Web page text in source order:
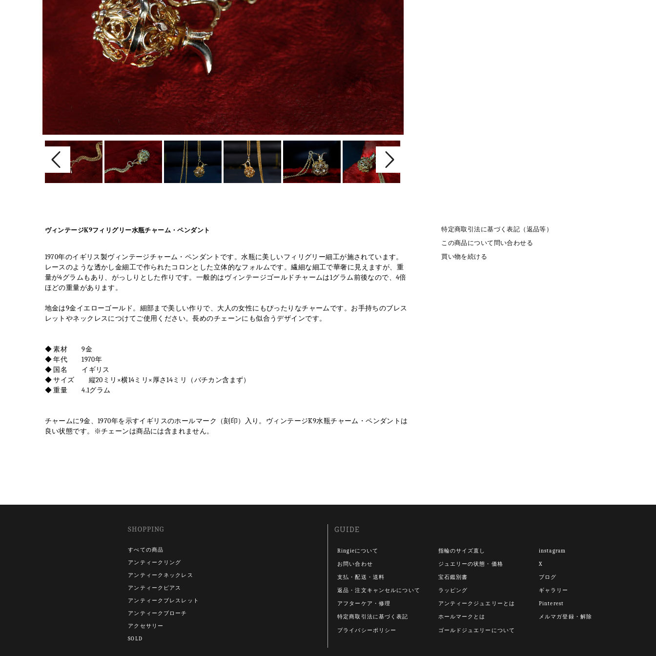
ヴィンテージK9フィリグリー水瓶チャーム・ペンダント
1970年のイギリス製ヴィンテージチャーム・ペンダントです。水瓶に美しいフィリグリー細工が施されています。
レースのような透かし金細工で作られたコロンとした立体的なフォルムです。繊細な細工で華奢に見えますが、重
量が4グラムもあり、がっしりとした作りです。一般的はヴィンテージゴールドチャームは1グラム前後なので、4倍
ほどの重量があります。
地金は9金イエローゴールド。細部まで美しい作りで、大人の女性にもぴったりなチャームです。お手持ちのブレス
レットやネックレスにつけてご使用ください。長めのチェーンにも似合うデザインです。
◆ 素材 9金
◆ 年代 1970年
◆ 国名 イギリス
◆ サイズ 縦20ミリ×横14ミリ×厚さ14ミリ（バチカン含まず）
◆ 重量 4.1グラム
チャームに9金、1970年を示すイギリスのホールマーク（刻印）入り。ヴィンテージK9水瓶チャーム・ペンダントは
良い状態です。※チェーンは商品には含まれません。
特定商取引法に基づく表記（返品等）
この商品について問い合わせる
買い物を続ける
SHOPPING
すべての商品
アンティークリング
アンティークネックレス
アンティークピアス
アンティークブレスレット
アンティークブローチ
アクセサリー
SOLD
GUIDE
Ringieについて
お問い合わせ
支払・配送・送料
返品・注文キャンセルについて
アフターケア・修理
特定商取引法に基づく表記
プライバシーポリシー
指輪のサイズ直し
ジュエリーの状態・価格
宝石鑑別書
ラッピング
アンティークジュエリーとは
ホールマークとは
ゴールドジュエリーについて
instagram
X
ブログ
ギャラリー
Pinterest
メルマガ登録・解除